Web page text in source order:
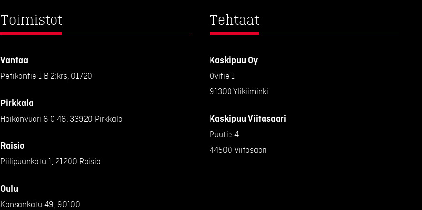
Toimistot
Vantaa
Petikontie 1 B 2:krs, 01720
Pirkkala
Haikanvuori 6 C 46, 33920 Pirkkala
Raisio
Piilipuunkatu 1, 21200 Raisio
Oulu
Kansankatu 49, 90100
Tehtaat
Kaskipuu Oy
Ovitie 1
91300 Ylikiiminki
Kaskipuu Viitasaari
Puutie 4
44500 Viitasaari